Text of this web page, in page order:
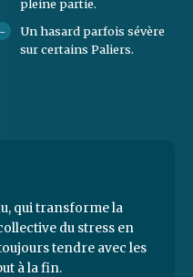
pleine partie.
Un hasard parfois sévère
sur certains Paliers.
qui transforme la
du stress en
tendre avec les
à la fin.